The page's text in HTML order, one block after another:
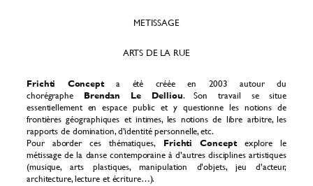
METISSAGE
ARTS DE LA RUE
Frichti Concepta été créée en 2003 autour du
chorégraphe Brendan Le Delliou. Son travail se situe
essentiellement en espace public et y questionne les notions de
frontières géographiques et intimes, les notions de libre arbitre, les
rapports de domination, d’identité personnelle, etc.
Pour aborder ces thématiques, Frichti Conceptexplore le
métissage de la danse contemporaine à d’autres disciplines artistiques
(musique, arts plastiques, manipulation d’objets, jeu d’acteur,
architecture, lecture et écriture…).